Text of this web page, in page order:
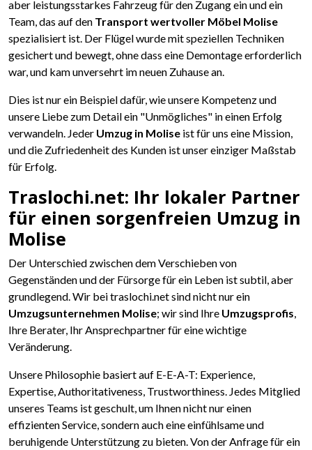
aber leistungsstarkes Fahrzeug für den Zugang ein und ein
Team, das auf den Transport wertvoller Möbel Molise
spezialisiert ist. Der Flügel wurde mit speziellen Techniken
gesichert und bewegt, ohne dass eine Demontage erforderlich
war, und kam unversehrt im neuen Zuhause an.
Dies ist nur ein Beispiel dafür, wie unsere Kompetenz und
unsere Liebe zum Detail ein "Unmögliches" in einen Erfolg
verwandeln. Jeder Umzug in Molise ist für uns eine Mission,
und die Zufriedenheit des Kunden ist unser einziger Maßstab
für Erfolg.
Traslochi.net: Ihr lokaler Partner
für einen sorgenfreien Umzug in
Molise
Der Unterschied zwischen dem Verschieben von
Gegenständen und der Fürsorge für ein Leben ist subtil, aber
grundlegend. Wir bei traslochi.net sind nicht nur ein
Umzugsunternehmen Molise; wir sind Ihre Umzugsprofis
Ihre Berater, Ihr Ansprechpartner für eine wichtige
Veränderung.
Unsere Philosophie basiert auf E-E-A-T: Experience,
Expertise, Authoritativeness, Trustworthiness. Jedes Mitglied
unseres Teams ist geschult, um Ihnen nicht nur einen
effizienten Service, sondern auch eine einfühlsame und
beruhigende Unterstützung zu bieten. Von der Anfrage für ein